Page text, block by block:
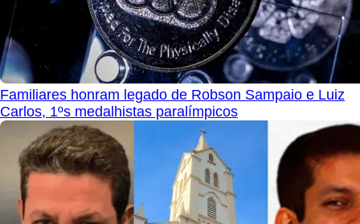
Familiares honram legado de Robson Sampaio e Luiz
Carlos, 1ºs medalhistas paralímpicos